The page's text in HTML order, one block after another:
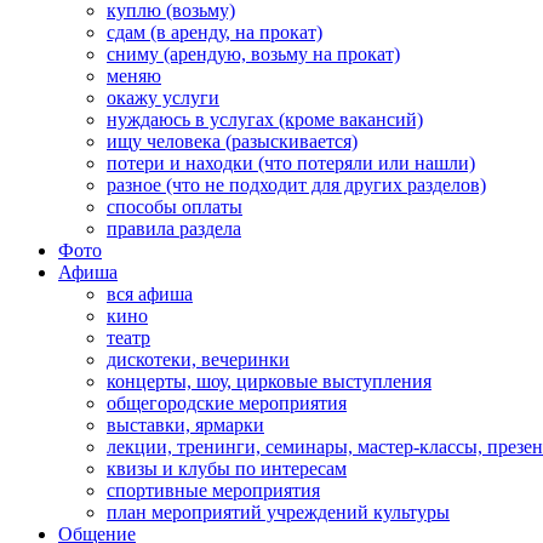
куплю (возьму)
сдам (в аренду, на прокат)
сниму (арендую, возьму на прокат)
меняю
окажу услуги
нуждаюсь в услугах (кроме вакансий)
ищу человека (разыскивается)
потери и находки (что потеряли или нашли)
разное (что не подходит для других разделов)
способы оплаты
правила раздела
Фото
Афиша
вся афиша
кино
театр
дискотеки, вечеринки
концерты, шоу, цирковые выступления
общегородские мероприятия
выставки, ярмарки
лекции, тренинги, семинары, мастер-классы,
квизы и клубы по интересам
спортивные мероприятия
план мероприятий учреждений культуры
Общение